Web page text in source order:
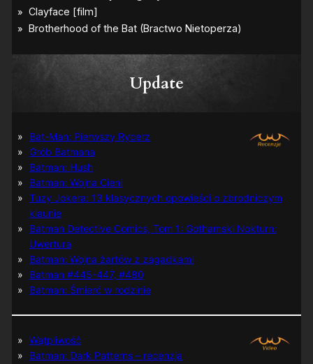
Update
Bat-Man: Pierwszy Rycerz
Grób Batmana
Batman: Hush
Batman: Wojna Cieni
Tuzy Jokera: 13 klasycznych opowieści o zbrodniczym
klaunie
Batman Detective Comics, Tom 1: Gothamski Nokturn:
Uwertura
Batman: Wojna żartów z zagadkami
Batman #445-447, #480
Batman: Śmierć w rodzinie
Wątpliwość
Batman: Dark Patterns – recenzja